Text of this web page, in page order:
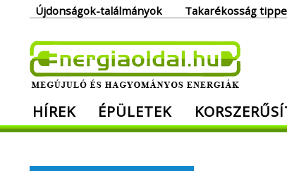
Újdonságok-találmányok Takarékosság
Megújuló és hagyományos
HÍREK ÉPÜLETEK